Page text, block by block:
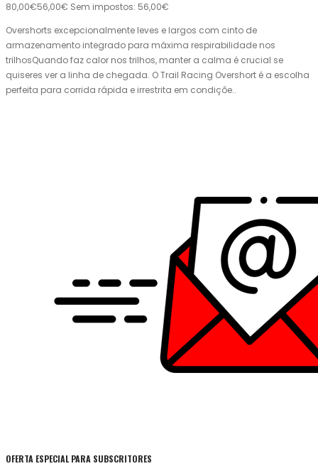
80,00€56,00€ Sem impostos: 56,00€
Overshorts excepcionalmente leves e largos com cinto de
armazenamento integrado para máxima respirabilidade nos
trilhosQuando faz calor nos trilhos, manter a calma é crucial se
quiseres ver a linha de chegada. O Trail Racing Overshort é a escolha
perfeita para corrida rápida e irrestrita em condiçõe..
OFERTA ESPECIAL PARA SUBSCRITORES